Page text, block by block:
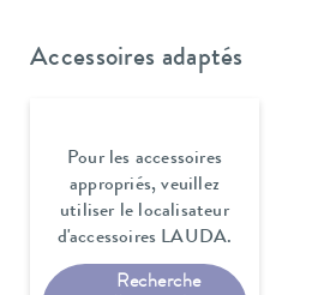
Accessoires adaptés
Pour les accessoires
appropriés, veuillez
utiliser le localisateur
d'accessoires LAUDA.
Recherche